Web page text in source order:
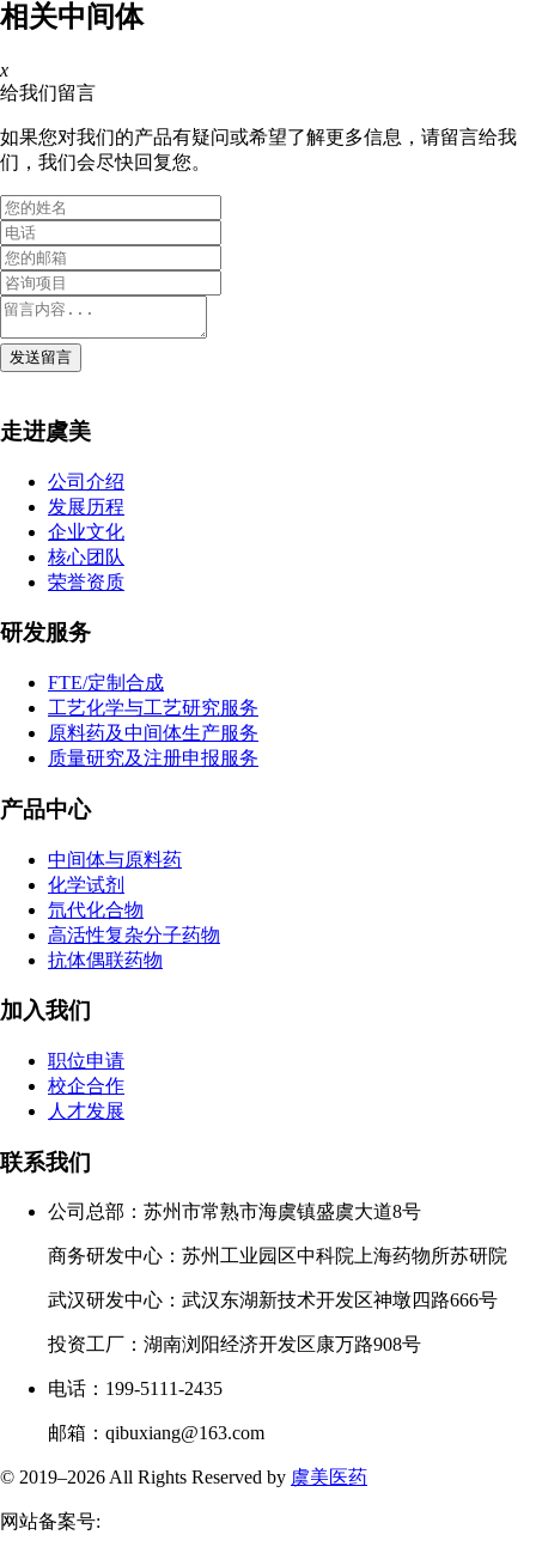
相关中间体
x
给我们留言
如果您对我们的产品有疑问或希望了解更多信息，请留言给我
们，我们会尽快回复您。
发送留言
走进虞美
公司介绍
发展历程
企业文化
核心团队
荣誉资质
研发服务
FTE/定制合成
工艺化学与工艺研究服务
原料药及中间体生产服务
质量研究及注册申报服务
产品中心
中间体与原料药
化学试剂
氘代化合物
高活性复杂分子药物
抗体偶联药物
加入我们
职位申请
校企合作
人才发展
联系我们
公司总部：苏州市常熟市海虞镇盛虞大道8号
商务研发中心：苏州工业园区中科院上海药物所苏研院
武汉研发中心：武汉东湖新技术开发区神墩四路666号
投资工厂：湖南浏阳经济开发区康万路908号
电话：199-5111-2435
邮箱：qibuxiang@163.com
© 2019–2026 All Rights Reserved by 虞美医药
网站备案号: